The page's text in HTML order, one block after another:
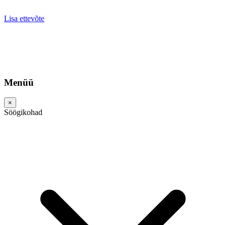
Lisa ettevõte
Menüü
×
Söögikohad